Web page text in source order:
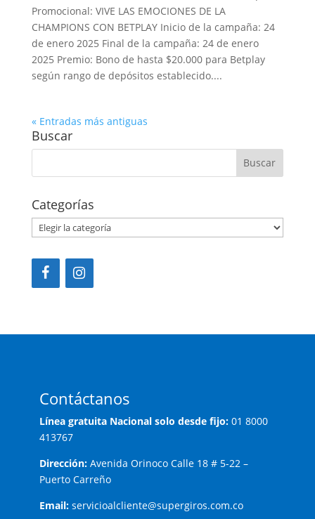
Promocional: VIVE LAS EMOCIONES DE LA
CHAMPIONS CON BETPLAY Inicio de la campaña: 24
de enero 2025 Final de la campaña: 24 de enero
2025 Premio: Bono de hasta $20.000 para Betplay
según rango de depósitos establecido....
« Entradas más antiguas
Buscar
Categorías
Categorías
Contáctanos
Línea gratuita Nacional solo desde fijo: 01 8000
413767
Dirección: Avenida Orinoco Calle 18 # 5-22 –
Puerto Carreño
Email: servicioalcliente@supergiros.com.co